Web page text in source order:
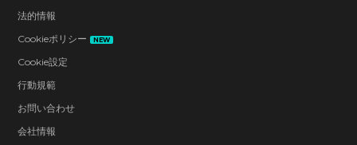
法的情報
Cookieポリシー
NEW
Cookie設定
行動規範
お問い合わせ
会社情報